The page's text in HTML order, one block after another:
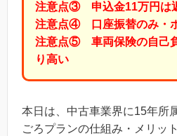
注意点③ 申込金11万円は
注意点④ 口座振替のみ・
注意点⑤ 車両保険の自己
り高い
本日は、中古車業界に15年所
ごろプランの仕組み・メリッ